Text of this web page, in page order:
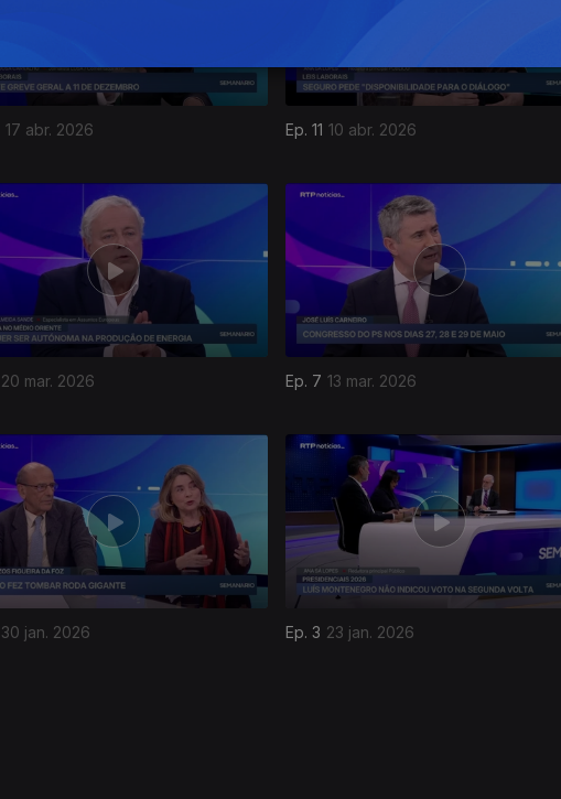
17 abr. 2026 Ep. 11 10 abr. 2026
20 mar. 2026 Ep. 7 13 mar. 2026
30 jan. 2026 Ep. 3 23 jan. 2026